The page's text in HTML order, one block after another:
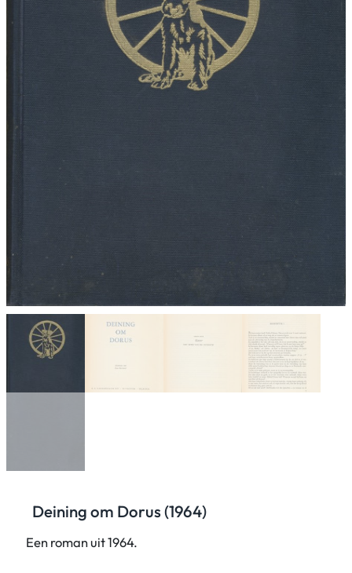
Deining om Dorus (1964)
Een roman uit 1964.